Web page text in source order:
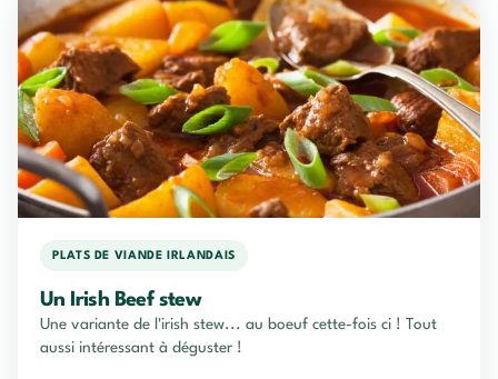
PLATS DE VIANDE IRLANDAIS
Un Irish Beef stew
Une variante de l'irish stew... au boeuf cette-fois ci ! Tout
aussi intéressant à déguster !